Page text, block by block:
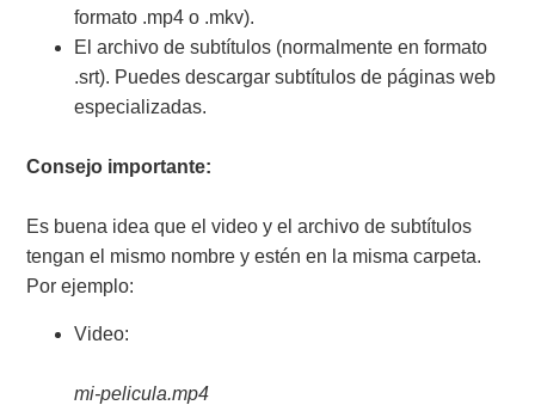
formato .mp4 o .mkv).
El archivo de subtítulos (normalmente en formato
.srt). Puedes descargar subtítulos de páginas web
especializadas.
Consejo importante:
Es buena idea que el video y el archivo de subtítulos
tengan el mismo nombre y estén en la misma carpeta.
Por ejemplo:
Video:
mi-pelicula.mp4